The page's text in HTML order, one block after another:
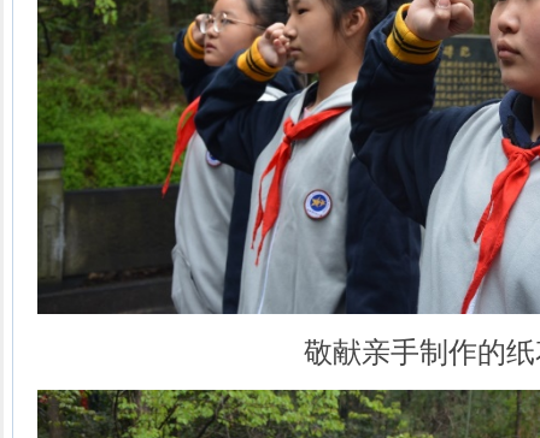
敬献亲手制作的